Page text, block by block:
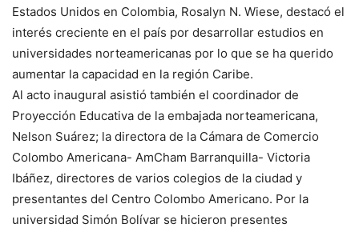
Estados Unidos en Colombia, Rosalyn N. Wiese, destacó el
interés creciente en el país por desarrollar estudios en
universidades norteamericanas por lo que se ha querido
aumentar la capacidad en la región Caribe.
Al acto inaugural asistió también el coordinador de
Proyección Educativa de la embajada norteamericana,
Nelson Suárez; la directora de la Cámara de Comercio
Colombo Americana- AmCham Barranquilla- Victoria
Ibáñez, directores de varios colegios de la ciudad y
presentantes del Centro Colombo Americano. Por la
universidad Simón Bolívar se hicieron presentes